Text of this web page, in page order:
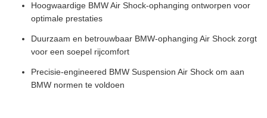
Hoogwaardige BMW Air Shock-ophanging ontworpen voor
optimale prestaties
Duurzaam en betrouwbaar BMW-ophanging Air Shock zorgt
voor een soepel rijcomfort
Precisie-engineered BMW Suspension Air Shock om aan
BMW normen te voldoen